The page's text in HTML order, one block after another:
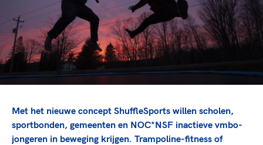
Sportonderzoek
Sportakkoord II
Game Changer
Olympische geschiedenis
Veilige en integere sport
Diversiteit en inclusie
Gezonde sportomgeving
Duurzaamheid
Bekwaam sportkader
Sportmatch
TeamNL Academie Kalender
Kennisaanbod TeamNL Experts
TeamNL Sport Science Centre
Paralympische Spelen LA28
Europese Spelen Istanbul 2027
Met het nieuwe concept ShuffleSports willen scholen,
sportbonden, gemeenten en NOC*NSF inactieve vmbo-
jongeren in beweging krijgen. Trampoline-fitness of